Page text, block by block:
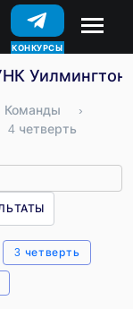
КОНКУРСЫ
Команды
›
4 четверть
3 четверть